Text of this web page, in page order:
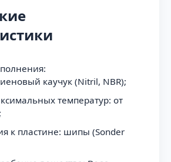
каучук (Nitril, NBR);
температур: от
к пластине: шипы (Sonder